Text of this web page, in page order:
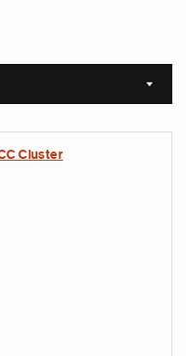
Sort
Cluster